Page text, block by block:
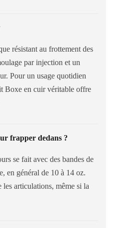
résistant au frottement des
par injection et un
Pour un usage quotidien
Boxe en cuir véritable offre
frapper dedans ?
se fait avec des bandes de
en général de 10 à 14 oz.
les articulations, même si la